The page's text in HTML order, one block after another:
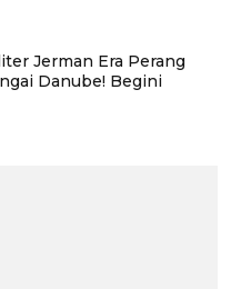
Jerman Era Perang
Danube! Begini